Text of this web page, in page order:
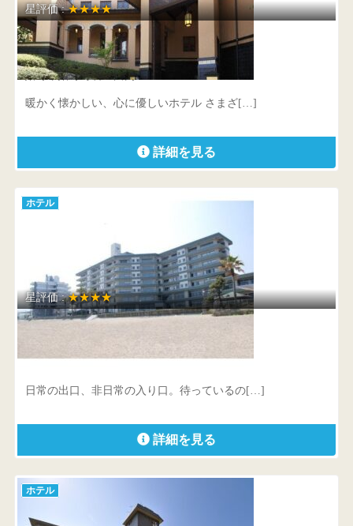
星評価 :★★★★
ハミルトン宇礼志野
嬉野市嬉野町岩屋川内288-1
暖かく懐かしい、心に優しいホテル さまざ[…]
詳細を見る
ホテル
星評価 :★★★★
佐賀県 唐津市東唐津4-182
日常の出口、非日常の入り口。待っているの[…]
詳細を見る
ホテル